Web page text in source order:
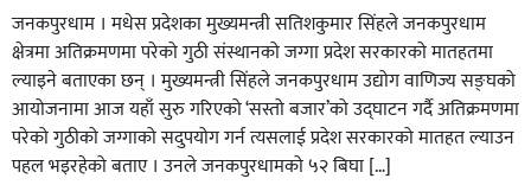
जनकपुरधाम । मधेस प्रदेशका मुख्यमन्त्री सतिशकुमार सिंहले जनकपुरधाम
क्षेत्रमा अतिक्रमणमा परेको गुठी संस्थानको जग्गा प्रदेश सरकारको मातहतमा
ल्याइने बताएका छन् । मुख्यमन्त्री सिंहले जनकपुरधाम उद्योग वाणिज्य सङ्घको
आयोजनामा आज यहाँ सुरु गरिएको ‘सस्तो बजार’को उद्घाटन गर्दै अतिक्रमणमा
परेको गुठीको जग्गाको सदुपयोग गर्न त्यसलाई प्रदेश सरकारको मातहत ल्याउन
पहल भइरहेको बताए । उनले जनकपुरधामको ५२ बिघा […]